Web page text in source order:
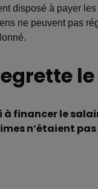
disposé à payer
ne peuvent pas
financer le
n’étaient